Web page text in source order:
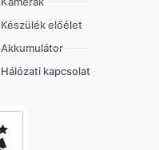
Készülék előélet
Akkumulátor
Hálózati kapcsolat